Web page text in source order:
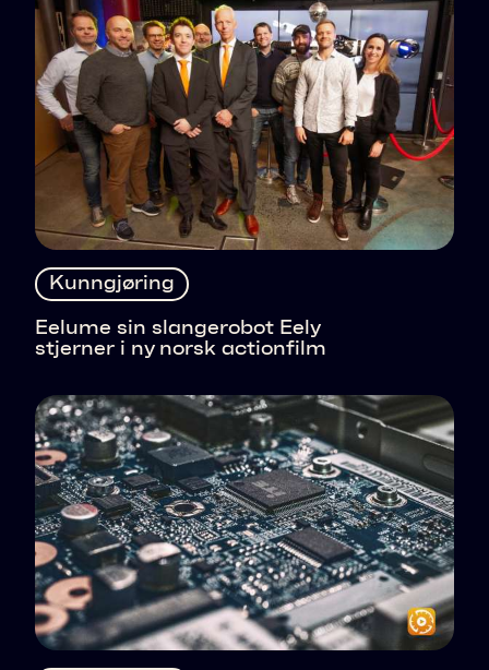
Kunngjøring
Eelume sin slangerobot Eely
stjerner i ny norsk actionfilm